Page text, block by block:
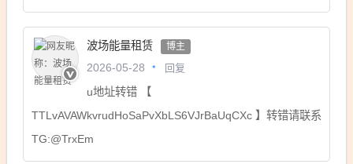
波场能量租赁 博主
2026-05-28 回复
u地址转错 【
TTLvAVAWkvrudHoSaPvXbLS6VJrBaUqCXc 】转错请联系
TG:@TrxEm